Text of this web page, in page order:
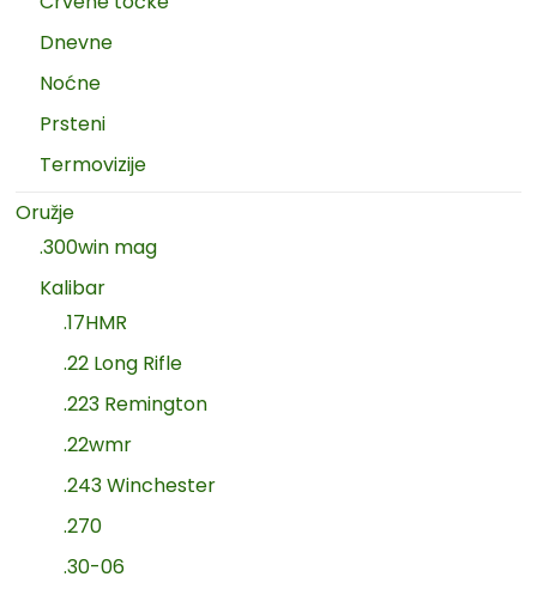
Dnevne
Noćne
Prsteni
Termovizije
Oružje
.300win mag
Kalibar
.17HMR
.22 Long Rifle
.223 Remington
.22wmr
.243 Winchester
.270
.30-06